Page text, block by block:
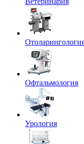
Офтальмология
Урология